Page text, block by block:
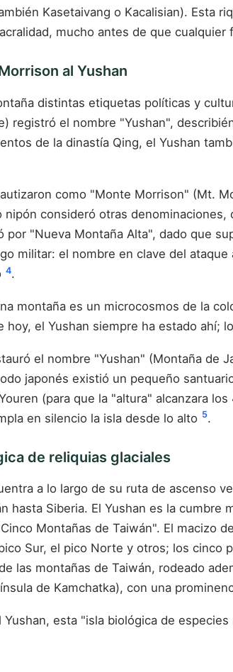
Kasetaivang o Kacalisian). Esta
mucho antes de que cualquier
al Yushan
distintas etiquetas políticas y
registró el nombre "Yushan",
de la dinastía Qing, el Yushan
como "Monte Morrison" (Mt.
consideró otras
"Nueva Montaña Alta", dado que
militar: el nombre en clave del
4.
montaña es un microcosmos de la
el Yushan siempre ha estado ahí;
el nombre "Yushan" (Montaña de
japonés existió un pequeño
(para que la "altura" alcanzara
en silencio la isla desde lo alto 5.
de reliquias glaciales
a lo largo de su ruta de ascenso
hasta Siberia. El Yushan es la
Montañas de Taiwán". El macizo
Sur, el pico Norte y otros; los
las montañas de Taiwán, rodeado
de Kamchatka), con una
esta "isla biológica de